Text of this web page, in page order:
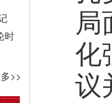
时
>>
局
化
议